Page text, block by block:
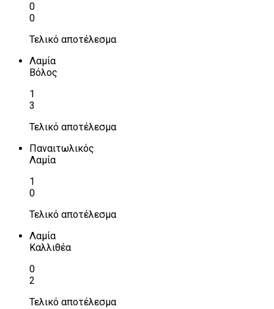
0
0
Τελικό αποτέλεσμα
Λαμία
Βόλος
1
3
Τελικό αποτέλεσμα
Παναιτωλικός
Λαμία
1
0
Τελικό αποτέλεσμα
Λαμία
Καλλιθέα
0
2
Τελικό αποτέλεσμα